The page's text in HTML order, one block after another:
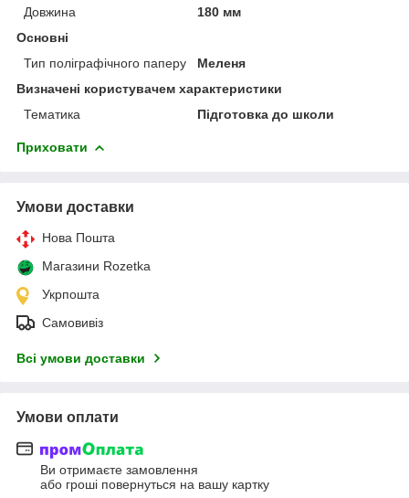
Довжина
180 мм
Основні
Тип поліграфічного паперу
Меленя
Визначені користувачем характеристики
Тематика
Підготовка до школи
Приховати
Умови доставки
Нова Пошта
Магазини Rozetka
Укрпошта
Самовивіз
Всі умови доставки
Умови оплати
Ви отримаєте замовлення
або гроші повернуться на вашу картку